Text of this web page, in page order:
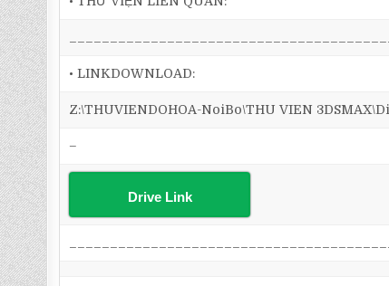
• LINKDOWNLOAD:
Z:\THUVIENDOHOA-NoiBo\THU VIEN
–
Drive Link